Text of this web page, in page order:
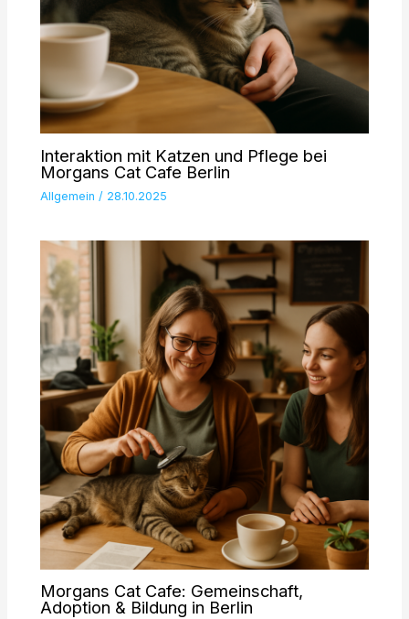
Interaktion mit Katzen und Pflege bei
Morgans Cat Cafe Berlin
Allgemein / 28.10.2025
Morgans Cat Cafe: Gemeinschaft,
Adoption & Bildung in Berlin